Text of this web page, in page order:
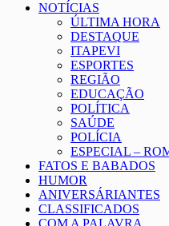
NOTÍCIAS
ÚLTIMA HORA
DESTAQUE
ITAPEVI
ESPORTES
REGIÃO
EDUCAÇÃO
POLÍTICA
SAÚDE
POLÍCIA
ESPECIAL –
FATOS E BABADOS
HUMOR
ANIVERSÁRIANTES
CLASSIFICADOS